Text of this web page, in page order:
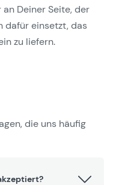
Deiner Seite, der
dafür einsetzt, das
zu liefern.
die uns häufig